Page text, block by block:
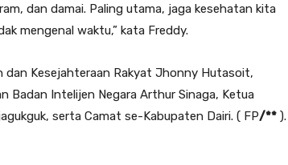
dan damai. Paling utama, jaga kesehatan kita
mengenal waktu,” kata Freddy.
dan Kesejahteraan Rakyat Jhonny Hutasoit,
Badan Intelijen Negara Arthur Sinaga, Ketua
serta Camat se-Kabupaten Dairi. ( FP/** ).